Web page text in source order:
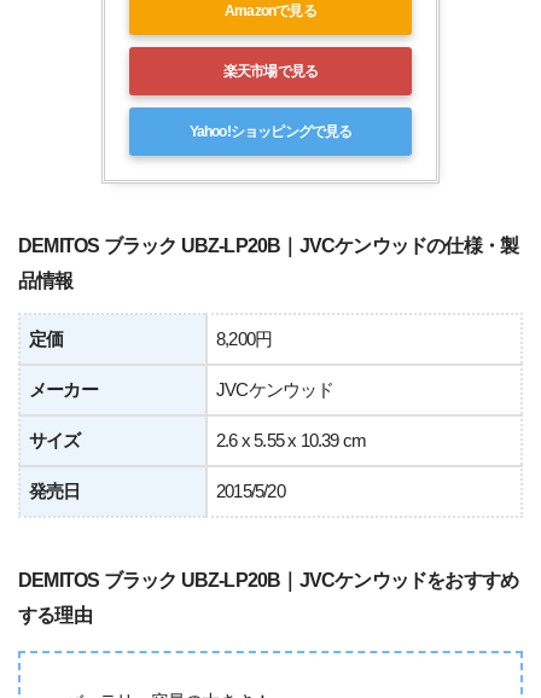
Amazonで見る
楽天市場で見る
Yahoo!ショッピングで見る
DEMITOS ブラック UBZ-LP20B｜JVCケンウッドの仕様・製
品情報
定価 8,200円
メーカー JVCケンウッド
サイズ 2.6 x 5.55 x 10.39 cm
発売日 2015/5/20
DEMITOS ブラック UBZ-LP20B｜JVCケンウッドをおすすめ
する理由